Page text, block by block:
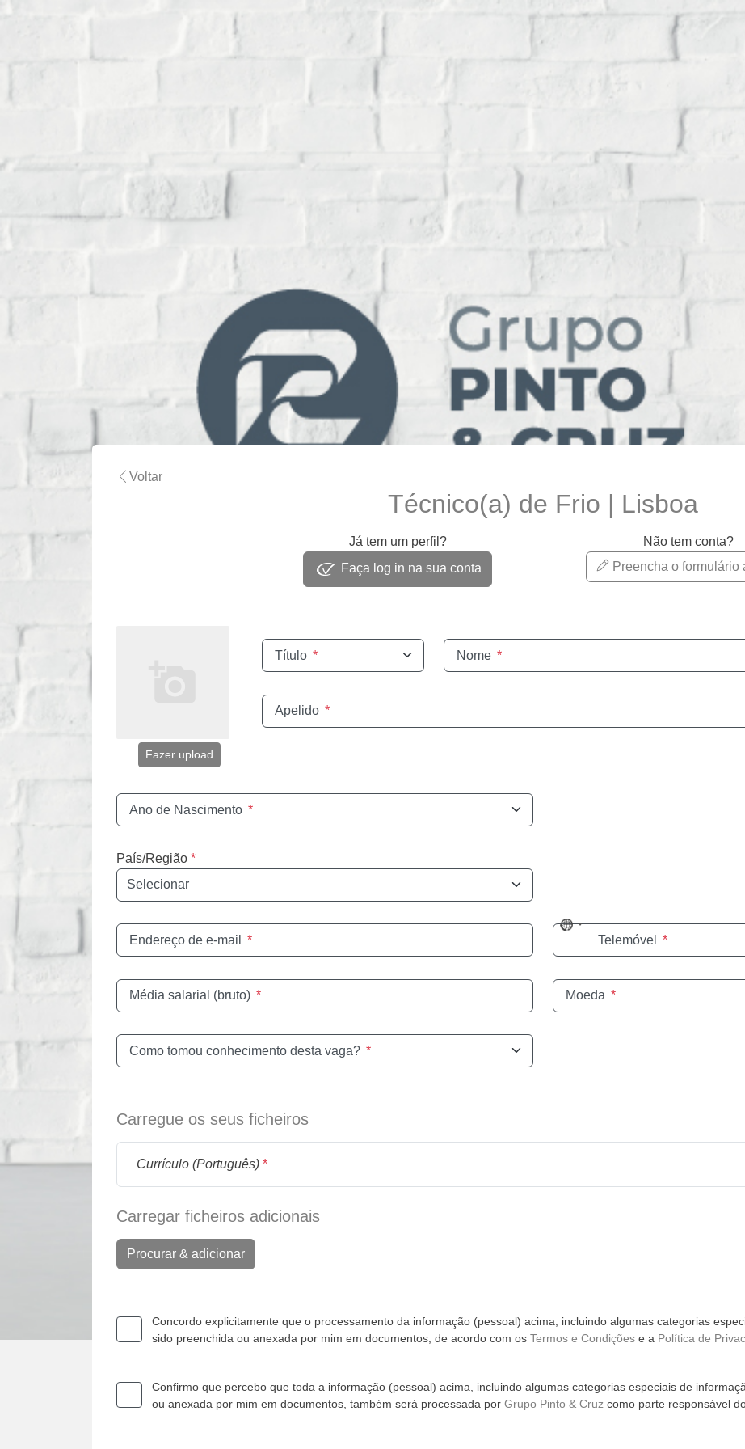
Voltar
Técnico(a) de Frio | Lisboa
Já tem um perfil?
Faça log in na sua conta
Não tem conta?
Preencha o formulário
Fazer upload
Título * Nome *
Apelido *
Ano de Nascimento *
País/Região *
Endereço de e-mail *
No
countryTelemóvel *
Média salarial (bruto) * Moeda *
Como tomou conhecimento desta vaga? *
Carregue os seus ficheiros
Currículo (Português) *
Carregar ficheiros adicionais
Procurar & adicionar
Concordo explicitamente que o processamento da informação (pessoal) acima, incluindo algumas categorias
sido preenchida ou anexada por mim em documentos, de acordo com os Termos e Condições e a Política de
Confirmo que percebo que toda a informação (pessoal) acima, incluindo algumas categorias especiais de
ou anexada por mim em documentos, também será processada por Grupo Pinto & Cruz como parte responsável